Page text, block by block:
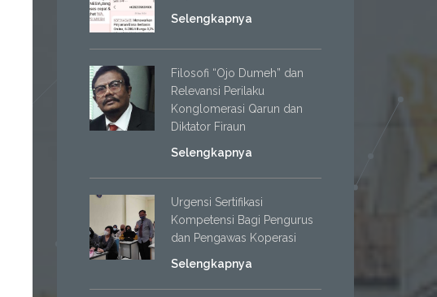
Selengkapnya
Filosofi “Ojo Dumeh” dan
Relevansi Perilaku
Konglomerasi Qarun dan
Diktator Firaun
Selengkapnya
Urgensi Sertifikasi
Kompetensi Bagi Pengurus
dan Pengawas Koperasi
Selengkapnya